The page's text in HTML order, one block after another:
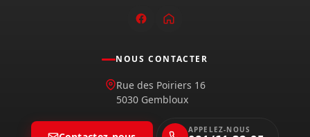
NOUS CONTACTER
Rue des Poiriers 16
5030 Gembloux
APPELEZ-NOUS